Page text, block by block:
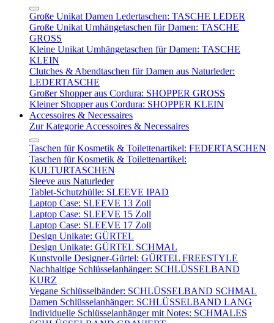
Große Unikat Damen Ledertaschen: TASCHE LEDER
Große Unikat Umhängetaschen für Damen: TASCHE
GROSS
Kleine Unikat Umhängetaschen für Damen: TASCHE
KLEIN
Clutches & Abendtaschen für Damen aus Naturleder:
LEDERTASCHE
Großer Shopper aus Cordura: SHOPPER GROSS
Kleiner Shopper aus Cordura: SHOPPER KLEIN
Accessoires & Necessaires
Zur Kategorie Accessoires & Necessaires
Taschen für Kosmetik & Toilettenartikel: FEDERTASCHEN
Taschen für Kosmetik & Toilettenartikel:
KULTURTASCHEN
Sleeve aus Naturleder
Tablet-Schutzhülle: SLEEVE IPAD
Laptop Case: SLEEVE 13 Zoll
Laptop Case: SLEEVE 15 Zoll
Laptop Case: SLEEVE 17 Zoll
Design Unikate: GÜRTEL
Design Unikate: GÜRTEL SCHMAL
Kunstvolle Designer-Gürtel: GÜRTEL FREESTYLE
Nachhaltige Schlüsselanhänger: SCHLÜSSELBAND
KURZ
Vegane Schlüsselbänder: SCHLÜSSELBAND SCHMAL
Damen Schlüsselanhänger: SCHLÜSSELBAND LANG
Individuelle Schlüsselanhänger mit Notes: SCHMALES